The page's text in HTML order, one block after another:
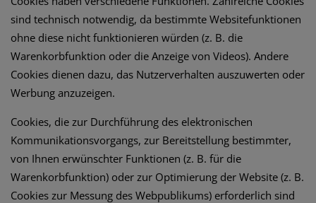
sind technisch notwendig, da bestimmte Websitefunktionen
ohne diese nicht funktionieren würden (z. B. die
Warenkorbfunktion oder die Anzeige von Videos). Andere
Cookies dienen dazu, das Nutzerverhalten auszuwerten oder
Werbung anzuzeigen.
Cookies, die zur Durchführung des elektronischen
Kommunikationsvorgangs, zur Bereitstellung bestimmter,
von Ihnen erwünschter Funktionen (z. B. für die
Warenkorbfunktion) oder zur Optimierung der Website (z. B.
Cookies zur Messung des Webpublikums) erforderlich sind